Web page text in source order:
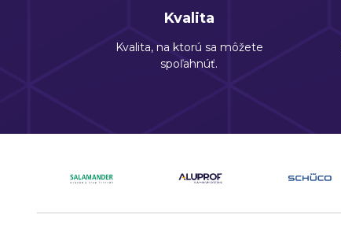
Kvalita
Kvalita, na ktorú sa môžete
spoľahnúť.